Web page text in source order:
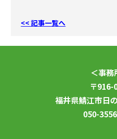
<< 記事一覧へ
＜事務
〒916-
福井県鯖江市日
050-